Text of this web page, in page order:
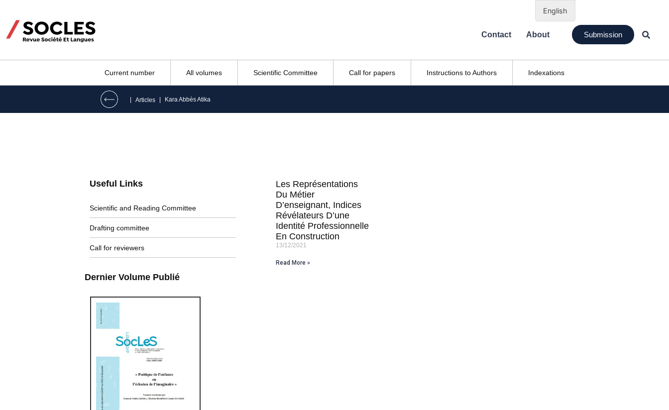
Contact About Submission
Current number All volumes Scientific Committee Call for papers Instructions to Authors Indexations
| Articles | Kara Abbès Atika
Useful Links
Scientific and Reading Committee
Drafting committee
Call for reviewers
Dernier Volume Publié
Les Représentations
Du Métier
D’enseignant, Indices
Révélateurs D’une
Identité Professionnelle
En Construction
13/12/2021
Read More »
English